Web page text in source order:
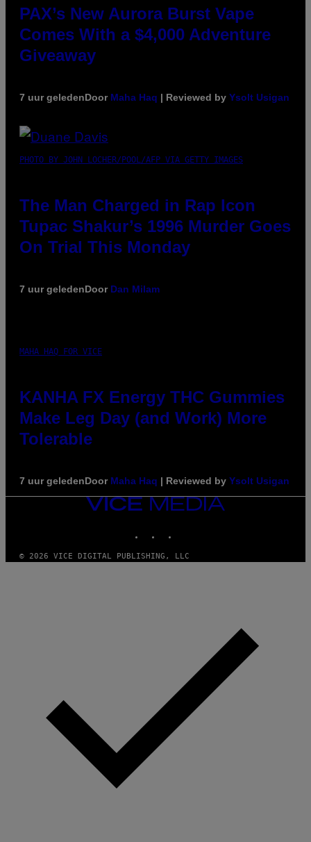
PAX’s New Aurora Burst Vape
Comes With a $4,000 Adventure
Giveaway
7 uur geledenDoor Maha Haq | Reviewed by Ysolt Usigan
PHOTO BY JOHN LOCHER/POOL/AFP VIA GETTY IMAGES
The Man Charged in Rap Icon
Tupac Shakur’s 1996 Murder Goes
On Trial This Monday
7 uur geledenDoor Dan Milam
MAHA HAQ FOR VICE
KANHA FX Energy THC Gummies
Make Leg Day (and Work) More
Tolerable
7 uur geledenDoor Maha Haq | Reviewed by Ysolt Usigan
VICE
MEDIA
© 2026 VICE DIGITAL PUBLISHING, LLC